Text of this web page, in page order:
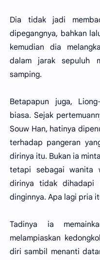
Dia tidak jadi
dipegangnya, bahkan
kemudian dia
dalam jarak sepuluh
samping.
Betapapun juga,
biasa. Sejak
Souw Han, hatinya
terhadap pangeran
dirinya itu. Bukan ia
tetapi sebagai wanita
dirinya tidak dihadapi
dinginnya. Apa lagi pria
Tadinya ia
melampiaskan
diri sambil menanti